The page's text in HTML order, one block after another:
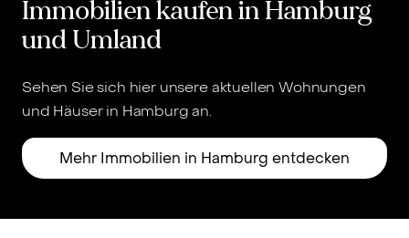
Immobilien kaufen in Hamburg
und Umland
Sehen Sie sich hier unsere aktuellen Wohnungen
und Häuser in Hamburg an.
Mehr Immobilien in Hamburg entdecken